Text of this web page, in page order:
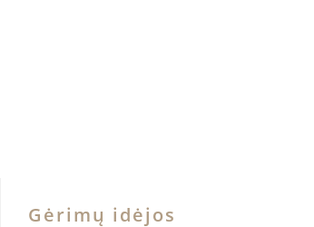
Gėrimų idėjos